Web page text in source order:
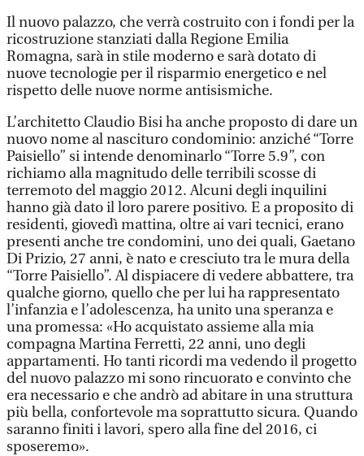
Il nuovo palazzo, che verrà costruito con i fondi per la
ricostruzione stanziati dalla Regione Emilia
Romagna, sarà in stile moderno e sarà dotato di
nuove tecnologie per il risparmio energetico e nel
rispetto delle nuove norme antisismiche.
L’architetto Claudio Bisi ha anche proposto di dare un
nuovo nome al nascituro condominio: anziché “Torre
Paisiello” si intende denominarlo “Torre 5.9”, con
richiamo alla magnitudo delle terribili scosse di
terremoto del maggio 2012. Alcuni degli inquilini
hanno già dato il loro parere positivo. E a proposito di
residenti, giovedì mattina, oltre ai vari tecnici, erano
presenti anche tre condomini, uno dei quali, Gaetano
Di Prizio, 27 anni, è nato e cresciuto tra le mura della
“Torre Paisiello”. Al dispiacere di vedere abbattere, tra
qualche giorno, quello che per lui ha rappresentato
l’infanzia e l’adolescenza, ha unito una speranza e
una promessa: «Ho acquistato assieme alla mia
compagna Martina Ferretti, 22 anni, uno degli
appartamenti. Ho tanti ricordi ma vedendo il progetto
del nuovo palazzo mi sono rincuorato e convinto che
era necessario e che andrò ad abitare in una struttura
più bella, confortevole ma soprattutto sicura. Quando
saranno finiti i lavori, spero alla fine del 2016, ci
sposeremo».